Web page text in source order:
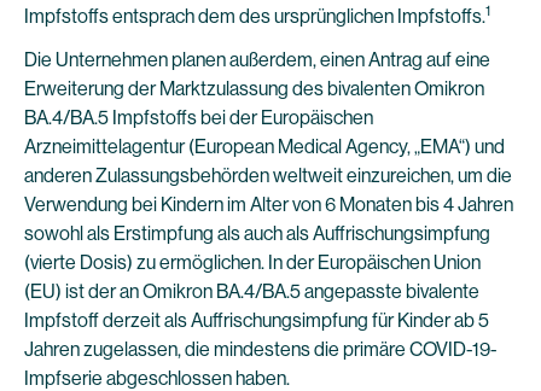
Impfstoffs entsprach dem des ursprünglichen Impfstoffs.1
Die Unternehmen planen außerdem, einen Antrag auf eine
Erweiterung der Marktzulassung des bivalenten Omikron
BA.4/BA.5 Impfstoffs bei der Europäischen
Arzneimittelagentur (European Medical Agency, „EMA“) und
anderen Zulassungsbehörden weltweit einzureichen, um die
Verwendung bei Kindern im Alter von 6 Monaten bis 4 Jahren
sowohl als Erstimpfung als auch als Auffrischungsimpfung
(vierte Dosis) zu ermöglichen. In der Europäischen Union
(EU) ist der an Omikron BA.4/BA.5 angepasste bivalente
Impfstoff derzeit als Auffrischungsimpfung für Kinder ab 5
Jahren zugelassen, die mindestens die primäre COVID-19-
Impfserie abgeschlossen haben.